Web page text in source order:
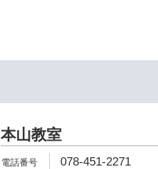
本山教室
078-451-2271